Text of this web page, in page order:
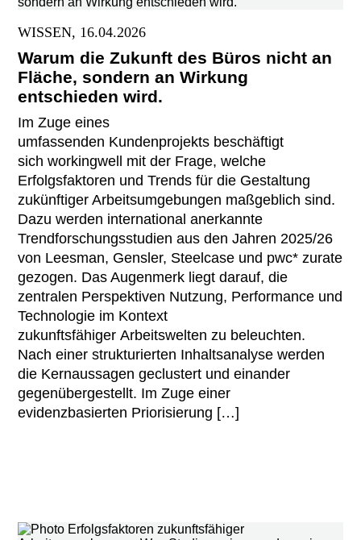
WISSEN, 16.04.2026
Warum die Zukunft des Büros nicht an
Fläche, sondern an Wirkung
entschieden wird.
Im Zuge eines
umfassenden Kundenprojekts beschäftigt
sich workingwell mit der Frage, welche
Erfolgsfaktoren und Trends für die Gestaltung
zukünftiger Arbeitsumgebungen maßgeblich sind.
Dazu werden international anerkannte
Trendforschungsstudien aus den Jahren 2025/26
von Leesman, Gensler, Steelcase und pwc* zurate
gezogen. Das Augenmerk liegt darauf, die
zentralen Perspektiven Nutzung, Performance und
Technologie im Kontext
zukunftsfähiger Arbeitswelten zu beleuchten.
Nach einer strukturierten Inhaltsanalyse werden
die Kernaussagen geclustert und einander
gegenübergestellt. Im Zuge einer
evidenzbasierten Priorisierung […]